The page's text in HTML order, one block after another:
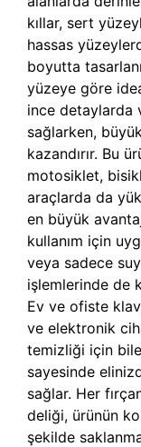
kıllar, sert
hassas
boyutta
yüzeye göre
ince detaylarda
sağlarken,
kazandırır. Bu
motosiklet,
araçlarda da
en büyük
kullanım için
veya sadece
işlemlerinde de
Ev ve ofiste
ve elektronik
temizliği için
sayesinde
sağlar. Her
deliği, ürünün
şekilde